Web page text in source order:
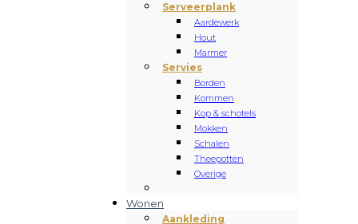
Serveerplank
Aardewerk
Hout
Marmer
Servies
Borden
Kommen
Kop & schotels
Mokken
Schalen
Theepotten
Overige
Wonen
Aankleding